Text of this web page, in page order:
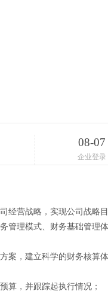
08-07
企业登录
经营战略，实现公司战略
管理模式、财务基础管理
案，建立科学的财务核算
算，并跟踪起执行情况；